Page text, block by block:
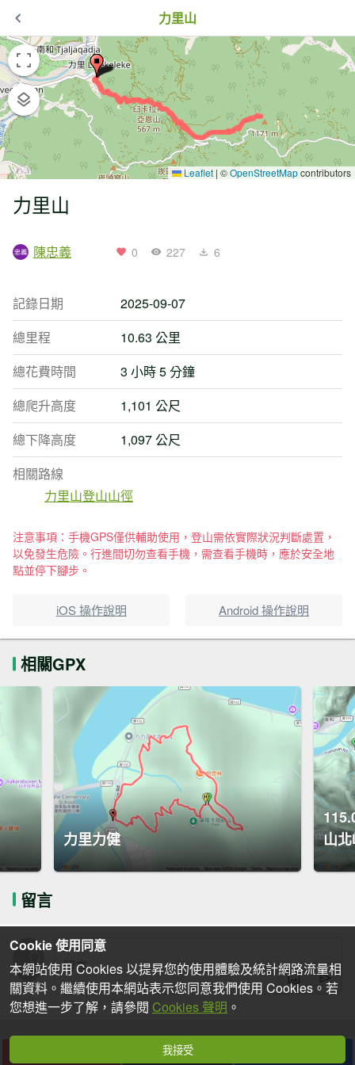
力里山
Leaflet | ©OpenStreetMapcontributors
力里山
陳忠義 0 227 6
記錄日期
2025-09-07
總里程
10.63 公里
總花費時間
3 小時 5 分鐘
總爬升高度
1,101 公尺
總下降高度
1,097 公尺
相關路線
力里山登山山徑
注意事項：手機GPS僅供輔助使用，登山需依實際狀況判斷處置，
以免發生危險。行進間切勿查看手機，需查看手機時，應於安全地
點並停下腳步。
iOS 操作說明 Android 操作說明
相關GPX
力里力健
山
留言
下載
Cookie 使用同意
本網站使用 Cookies 以提昇您的使用體驗及統計網路流量相
關資料。繼續使用本網站表示您同意我們使用 Cookies。若
您想進一步了解，請參閱 Cookies 聲明 。
我接受